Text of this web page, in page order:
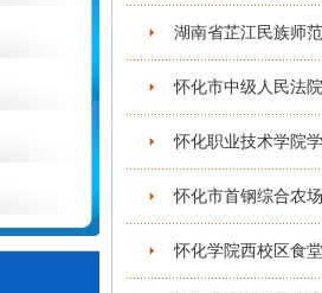
湖南省芷江民族师
怀化市中级人民法
怀化职业技术学院
怀化市首钢综合农
怀化学院西校区食